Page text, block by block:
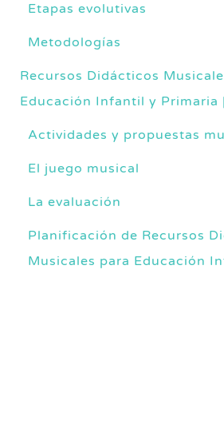
Etapas evolutivas
Metodologías
Recursos Didácticos
Educación Infantil y Primaria
Actividades y propuestas
El juego musical
La evaluación
Planificación de Recursos
Musicales para Educación